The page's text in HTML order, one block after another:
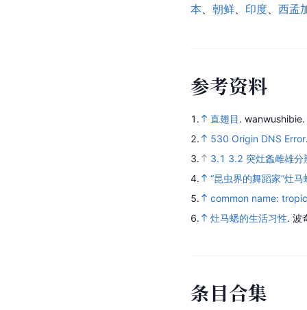
本 朝鲜 印度 西孟
参考资料
1. 直翅目. wanwushibie.
2.
530 Origin DNS Error
3.
3.1 3.2 突灶螽雌雄分
4.
“昆虫界的舞蹈家”灶
5.
common name:
6.
灶马蟋的生活习性. 波
条目合集